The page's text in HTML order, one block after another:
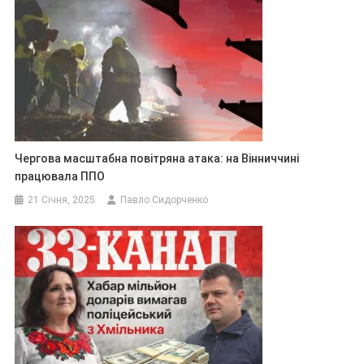
Чергова масштабна повітряна атака: на Вінниччині
працювала ППО
21 Січня, 2025 Павло Сидорченко